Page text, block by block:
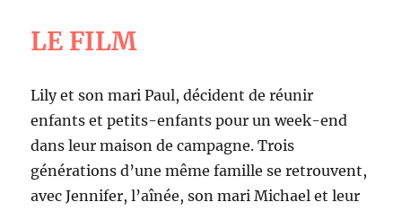
LE FILM
Lily et son mari Paul, décident de réunir
enfants et petits-enfants pour un week-end
dans leur maison de campagne. Trois
générations d’une même famille se retrouvent,
avec Jennifer, l’aînée, son mari Michael et leur